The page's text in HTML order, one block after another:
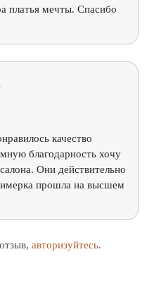
платья мечты. Спасибо
качество
благодарность хочу
Они действительно
прошла на высшем
авторизуйтесь.